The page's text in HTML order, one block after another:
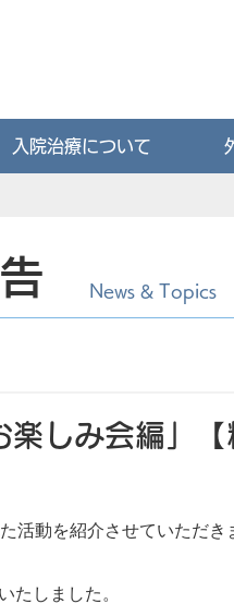
入院治療について
News & Topics
楽しみ会編」
活動を紹介させていただき
たしました。